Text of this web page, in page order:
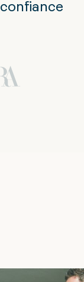
confiance